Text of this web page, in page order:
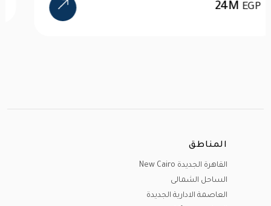
24MEGP
المناطق
القاهرة الجديدة New Cairo
الساحل الشمالى
العاصمة الادارية الجديدة